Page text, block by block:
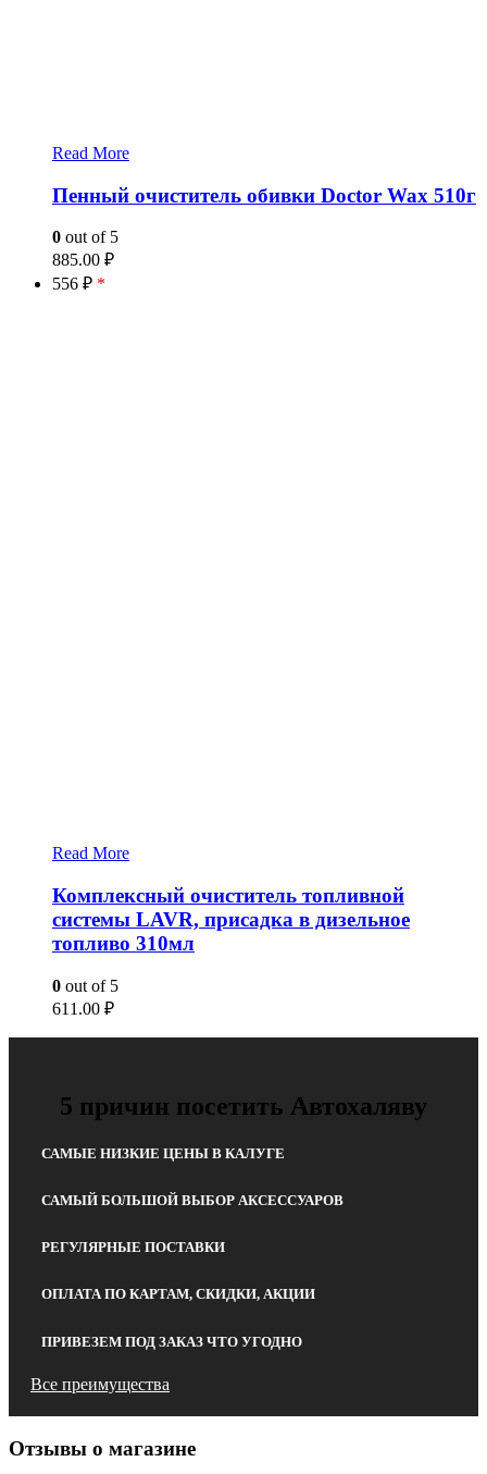
Read More
Пенный очиститель обивки Doctor Wax 510г
0 out of 5
885.00 ₽
556 ₽ *
Read More
Комплексный очиститель топливной
системы LAVR, присадка в дизельное
топливо 310мл
0 out of 5
611.00 ₽
5 причин посетить Автохаляву
САМЫЕ НИЗКИЕ ЦЕНЫ В КАЛУГЕ
САМЫЙ БОЛЬШОЙ ВЫБОР АКСЕССУАРОВ
РЕГУЛЯРНЫЕ ПОСТАВКИ
ОПЛАТА ПО КАРТАМ, СКИДКИ, АКЦИИ
ПРИВЕЗЕМ ПОД ЗАКАЗ ЧТО УГОДНО
Все преимущества
Отзывы о магазине